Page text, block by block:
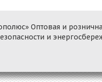
Оптовая и
и